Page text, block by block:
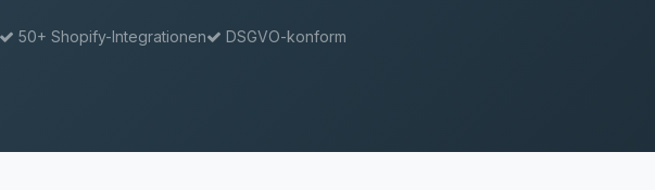
50+ Shopify-Integrationen DSGVO-konform